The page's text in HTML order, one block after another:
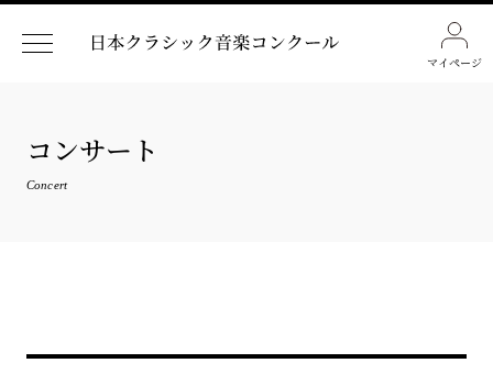
マイページ
コンサート
Concert